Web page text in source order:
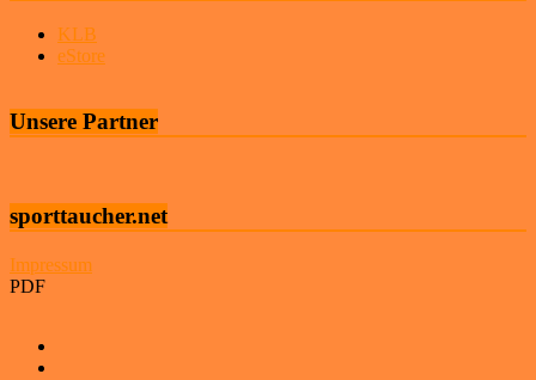
KLB
eStore
Unsere Partner
sporttaucher.net
Impressum
PDF